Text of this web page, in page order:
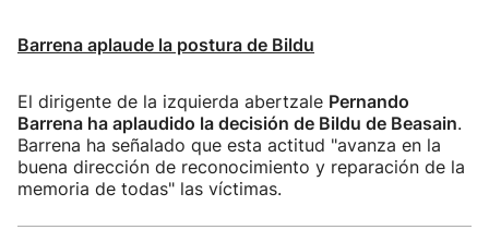
Barrena aplaude la postura de Bildu
El dirigente de la izquierda abertzale Pernando
Barrena ha aplaudido la decisión de Bildu de Beasain.
Barrena ha señalado que esta actitud "avanza en la
buena dirección de reconocimiento y reparación de la
memoria de todas" las víctimas.